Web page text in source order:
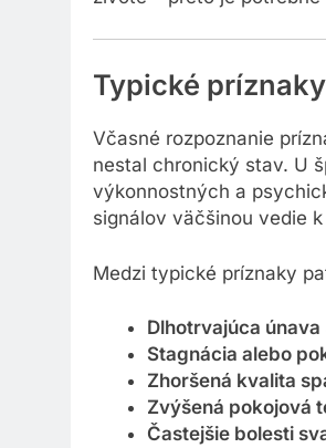
Typické
Včasné rozpoznanie
nestal chronický stav. U
výkonnostných a
signálov väčšinou vedie
Medzi typické príznaky
Dlhotrvajúca únava
Stagnácia alebo
Zhoršená kvalita
Zvýšená pokojová
Častejšie bolesti